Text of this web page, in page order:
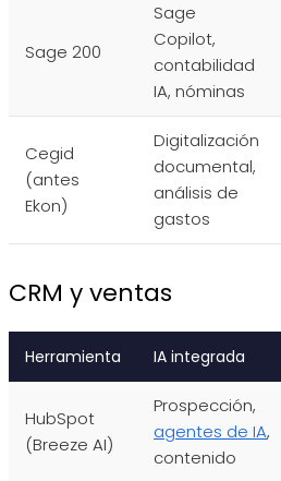
Sage 200
Sage
Copilot,
contabilidad
IA, nóminas
Cegid
(antes
Ekon)
Digitalización
documental,
análisis de
gastos
CRM y ventas
Herramienta IA integrada
HubSpot
(Breeze AI)
Prospección,
agentes de IA,
contenido